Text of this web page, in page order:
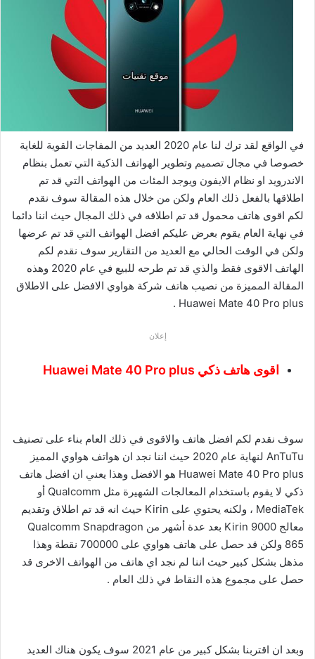
في الواقع لقد ترك لنا عام 2020 العديد من المفاجات القوية للغاية
خصوصا في مجال تصميم وتطوير الهواتف الذكية التي تعمل بنظام
الاندرويد او نظام الايفون ويوجد المئات من الهواتف التي قد تم
اطلاقها بالفعل ذلك العام ولكن من خلال هذه المقالة سوف نقدم
لكم اقوى هاتف محمول قد تم اطلاقه في ذلك المجال حيث اننا دائما
في نهاية العام يقوم بعرض عليكم افضل الهواتف التي قد تم عرضها
ولكن في الوقت الحالي مع العديد من التقارير سوف نقدم لكم
الهاتف الاقوى فقط والذي قد تم طرحه للبيع في عام 2020 وهذه
المقالة المميزة من نصيب هاتف شركة هواوي الافضل على الاطلاق
Huawei Mate 40 Pro plus .
إعلان
اقوى هاتف ذكي Huawei Mate 40 Pro plus
سوف نقدم لكم افضل هاتف والاقوى في ذلك العام بناء على تصنيف
AnTuTu لنهاية عام 2020 حيث اننا نجد ان هواتف هواوي المميز
Huawei Mate 40 Pro plus هو الافضل وهذا يعني ان افضل هاتف
ذكي لا يقوم باستخدام المعالجات الشهيرة مثل Qualcomm أو
MediaTek ، ولكنه يحتوي على Kirin حيث انه قد تم اطلاق وتقديم
معالج Kirin 9000 بعد عدة أشهر من Qualcomm Snapdragon
865 ولكن قد حصل على هاتف هواوي على 700000 نقطة وهذا
مذهل بشكل كبير حيث اننا لم نجد اي هاتف من الهواتف الاخرى قد
حصل على مجموع هذه النقاط في ذلك العام .
وبعد ان اقتربنا بشكل كبير من عام 2021 سوف يكون هناك العديد